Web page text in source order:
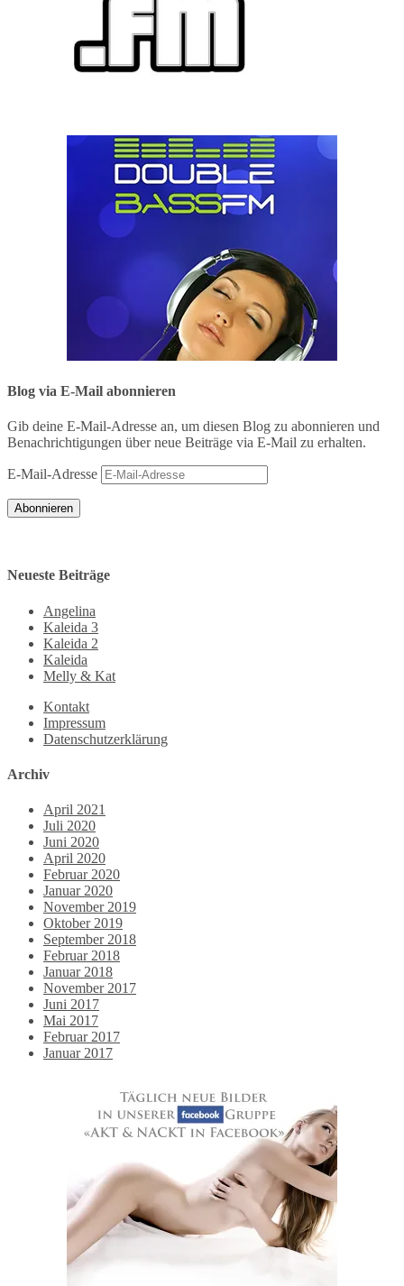
Blog via E-Mail abonnieren
Gib deine E-Mail-Adresse an, um diesen Blog zu abonnieren und
Benachrichtigungen über neue Beiträge via E-Mail zu erhalten.
E-Mail-Adresse
Abonnieren
Neueste Beiträge
Angelina
Kaleida 3
Kaleida 2
Kaleida
Melly & Kat
Kontakt
Impressum
Datenschutzerklärung
Archiv
April 2021
Juli 2020
Juni 2020
April 2020
Februar 2020
Januar 2020
November 2019
Oktober 2019
September 2018
Februar 2018
Januar 2018
November 2017
Juni 2017
Mai 2017
Februar 2017
Januar 2017